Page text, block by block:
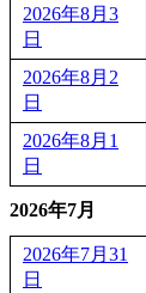
2026年8月3
日
2026年8月2
日
2026年8月1
日
2026年7月
2026年7月31
日